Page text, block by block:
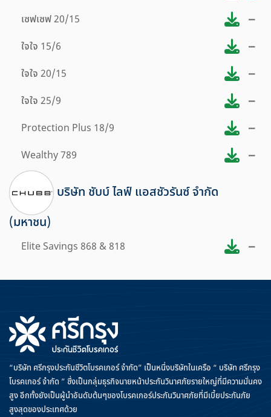
เซฟเซฟ 20/15
–
ใจใจ 15/6 –
ใจใจ 20/15 –
ใจใจ 25/9 –
Protection Plus 18/9 –
Wealthy 789 –
บริษัท ชับบ์ ไลฟ์ แอสชัวรันซ์ จํากัด
(มหาชน)
Elite Savings 868 & 818 –
“บริษัท ศรีกรุงประกันชีวิตโบรคเกอร์ จำกัด” เป็นหนึ่งบริษัทในเครือ “ บริษัท ศรีกรุง
โบรคเกอร์ จำกัด ” ซึ่งเป็นกลุ่มธุรกิจนายหน้าประกันวินาศภัยรายใหญ่ที่มีความมั่นคง
สูง อีกทั้งยังเป็นผู้นำอันดับต้นๆของโบรคเกอร์ประกันวินาศภัยที่มีเบี้ยประกันภัย
สูงสุดของประเทศด้วย